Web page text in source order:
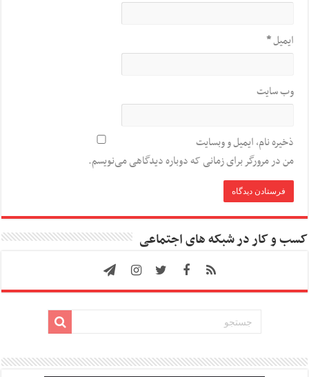
ایمیل*
وب‌ سایت
ذخیره نام، ایمیل و وبسایت
من در مرورگر برای زمانی که دوباره دیدگاهی می‌نویسم.
کسب و کار در شبکه های اجتماعی